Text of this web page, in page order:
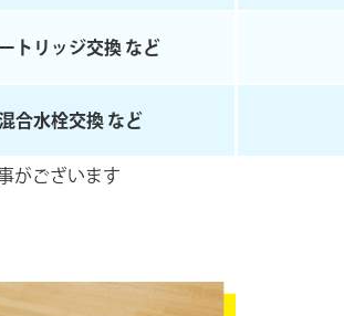
トリッジ交換 など
合水栓交換 など
がございます